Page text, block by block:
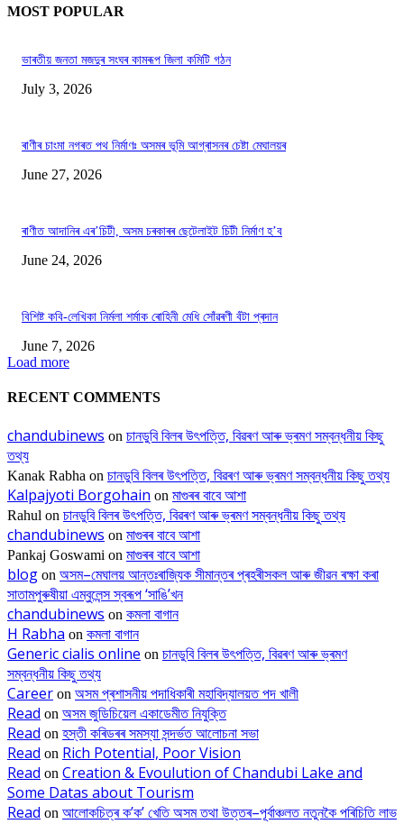
MOST POPULAR
ভাৰতীয় জনতা মজদুৰ সংঘৰ কামৰূপ জিলা কমিটি গঠন
July 3, 2026
ৰাণীৰ চাংমা নগৰত পথ নিৰ্মাণঃ অসমৰ ভূমি আগ্ৰাসনৰ চেষ্টা মেঘালয়ৰ
June 27, 2026
ৰাণীত আদানিৰ এৰ’চিটী, অসম চৰকাৰৰ ছেটেলাইট চিটী নিৰ্মাণ হ’ব
June 24, 2026
বিশিষ্ট কবি-লেখিকা নিৰ্মলা শৰ্মাক ৰোহিনী মেধি সোঁৱৰণী বঁটা প্ৰদান
June 7, 2026
Load more
RECENT COMMENTS
chandubinews on চানডুবি বিলৰ উৎপত্তি, বিৱৰণ আৰু ভ্ৰমণ সম্বন্ধনীয় কিছু
তথ্য
Kanak Rabha on চানডুবি বিলৰ উৎপত্তি, বিৱৰণ আৰু ভ্ৰমণ সম্বন্ধনীয় কিছু তথ্য
Kalpajyoti Borgohain on মাগুৰৰ বাবে আশা
Rahul on চানডুবি বিলৰ উৎপত্তি, বিৱৰণ আৰু ভ্ৰমণ সম্বন্ধনীয় কিছু তথ্য
chandubinews on মাগুৰৰ বাবে আশা
Pankaj Goswami on মাগুৰৰ বাবে আশা
blog on অসম–মেঘালয় আন্তঃৰাজ্যিক সীমান্তৰ প্ৰহৰীসকল আৰু জীৱন ৰক্ষা কৰা
সাতামপুৰুষীয়া এম্বুলেন্স স্বৰূপ ‘সাঙি’খন
chandubinews on কমলা বাগান
H Rabha on কমলা বাগান
Generic cialis online on চানডুবি বিলৰ উৎপত্তি, বিৱৰণ আৰু ভ্ৰমণ
সম্বন্ধনীয় কিছু তথ্য
Career on অসম প্ৰশাসনীয় পদাধিকাৰী মহাবিদ্যালয়ত পদ খালী
Read on অসম জুডিচিয়েল একাডেমীত নিযুক্তি
Read on হস্তী কৰিডৰৰ সমস্যা সন্দৰ্ভত আলোচনা সভা
Read on Rich Potential, Poor Vision
Read on Creation & Evoulution of Chandubi Lake and
Some Datas about Tourism
Read on আলোকচিত্ৰ ক’ক’ খেতি অসম তথা উত্তৰ–পূৰ্বাঞ্চলত নতুনকৈ পৰিচিতি লাভ